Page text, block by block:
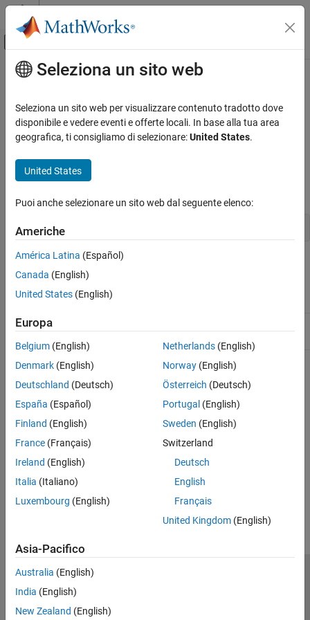
Vai al contenuto
Attiva/disattiva menu di navigazione
Pagina iniziale della documentazione
External Language Interfaces
C++ with MATLAB
matlab::data::String
ON THIS PAGE
Version History
Contenuto principale
matlab::data::String
Type representing strings asstd::basic_string<char16_t>
TheStringclass defines the element type of a
using String = std::basic_string<char16_t>;
Class Details
matlab::data
Include:
Version History
Introduced in R2017b
See Also
How useful was this information?
Seleziona un sito web
Seleziona un sito web per visualizzare contenuto tradotto dove
disponibile e vedere eventi e offerte locali. In base alla tua area
geografica, ti consigliamo di selezionare:United States.
United States
Puoi anche selezionare un sito web dal seguente elenco:
Americhe
América Latina (Español)
Canada (English)
United States (English)
Europa
Belgium (English)
Denmark (English)
Deutschland (Deutsch)
España (Español)
Finland (English)
France (Français)
Ireland (English)
Italia (Italiano)
Luxembourg (English)
Netherlands(English)
Norway(English)
Österreich (Deutsch)
Portugal (English)
Sweden (English)
Switzerland
Deutsch
English
Français
United Kingdom(English)
Asia-Pacifico
Australia (English)
India (English)
New Zealand (English)
Centro di fiducia
Antipirateria